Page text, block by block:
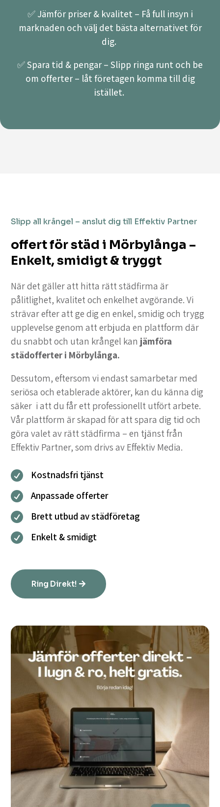
✅ Jämför priser & kvalitet – Få full insyn i
marknaden och välj det bästa alternativet för
dig.
✅ Spara tid & pengar – Slipp ringa runt och be
om offerter – låt företagen komma till dig
istället.
Slipp all krångel – anslut dig till Effektiv Partner
offert för städ i Mörbylånga –
Enkelt, smidigt & tryggt
När det gäller att hitta rätt städfirma är
pålitlighet, kvalitet och enkelhet avgörande. Vi
strävar efter att ge dig en enkel, smidig och trygg
upplevelse genom att erbjuda en plattform där
du snabbt och utan krångel kan jämföra
städofferter i Mörbylånga.
Dessutom, eftersom vi endast samarbetar med
seriösa och etablerade aktörer, kan du känna dig
säker i att du får ett professionellt utfört arbete.
Vår plattform är skapad för att spara dig tid och
göra valet av rätt städfirma – en tjänst från
Effektiv Partner, som drivs av Effektiv Media.
 Kostnadsfri tjänst
 Anpassade offerter
 Brett utbud av städföretag
 Enkelt & smidigt
Ring Direkt!